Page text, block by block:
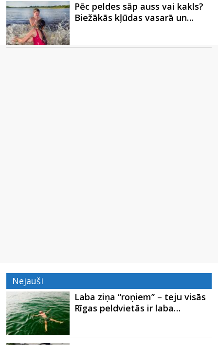
Pēc peldes sāp auss vai kakls?
Biežākās kļūdas vasarā un…
Nejauši
Laba ziņa “roņiem” – teju visās
Rīgas peldvietās ir laba…